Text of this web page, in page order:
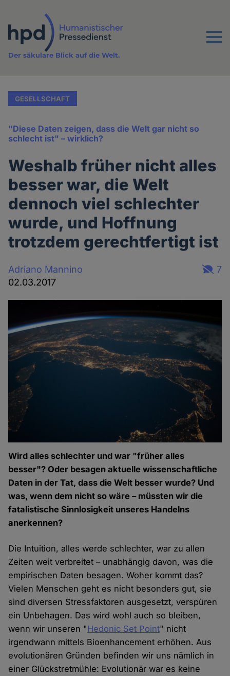
Inhalt
Menu
Der säkulare Blick auf die Welt.
GESELLSCHAFT
"Diese Daten zeigen, dass die Welt gar nicht so
schlecht ist" – wirklich?
Weshalb früher nicht alles
besser war, die Welt
dennoch viel schlechter
wurde, und Hoffnung
trotzdem gerechtfertigt ist
Adriano Mannino
02.03.2017
7
Wird alles schlechter und war "früher alles
besser"? Oder besagen aktuelle wissenschaftliche
Daten in der Tat, dass die Welt besser wurde? Und
was, wenn dem nicht so wäre – müssten wir die
fatalistische Sinnlosigkeit unseres Handelns
anerkennen?
Die Intuition, alles werde schlechter, war zu allen
Zeiten weit verbreitet – unabhängig davon, was die
empirischen Daten besagen. Woher kommt das?
Vielen Menschen geht es nicht besonders gut, sie
sind diversen Stressfaktoren ausgesetzt, verspüren
ein Unbehagen. Das wird wohl auch so bleiben,
wenn wir unseren "Hedonic Set Point" nicht
irgendwann mittels Bioenhancement erhöhen. Aus
evolutionären Gründen befinden wir uns nämlich in
einer Glückstretmühle: Evolutionär war es keine